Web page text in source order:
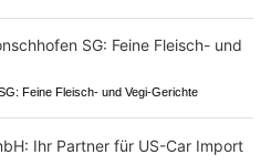
Feine Fleisch- und Vegi-Gerichte